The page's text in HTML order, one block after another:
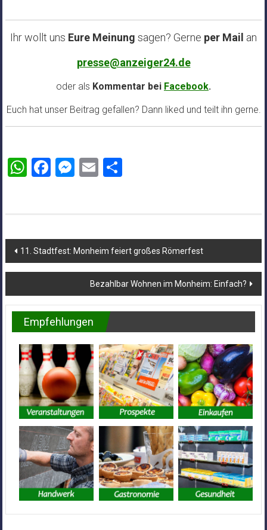
Ihr wollt uns Eure Meinung sagen? Gerne per Mail an
presse@anzeiger24.de
oder als Kommentar bei Facebook.
Euch hat unser Beitrag gefallen? Dann liked und teilt ihn gerne.
WhatsApp
Facebook
Messenger
EmailTeilen
Beitragsnavigation
11. Stadtfest: Monheim feiert großes Römerfest
Bezahlbar Wohnen im Monheim: Einfach?
Empfehlungen